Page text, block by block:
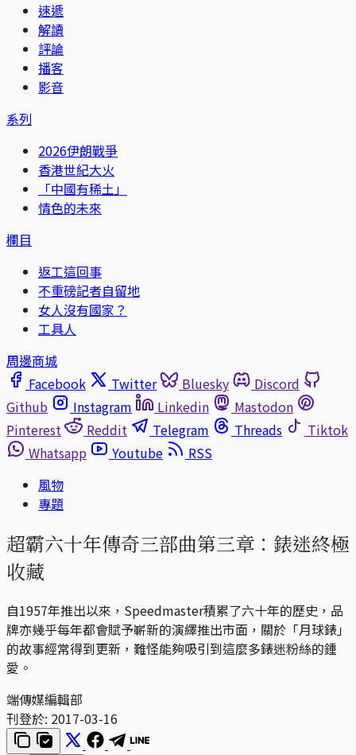
速遞
解讀
評論
播客
影音
系列
2026伊朗戰爭
香港世紀大火
「中國有稀土」
情色的未來
欄目
返工這回事
不重磅記者自留地
女人沒有國家？
工具人
周邊商城
Facebook
Twitter Bluesky
Discord
Github
Instagram Linkedin
Mastodon
Pinterest
Reddit Telegram Threads
Tiktok
Whatsapp
Youtube
RSS
風物
專題
超霸六十年傳奇三部曲第三章：錶迷終極
收藏
自1957年推出以來，Speedmaster積累了六十年的歷史，品
牌亦幾乎每年都會賦予嶄新的演繹推出市面，關於「月球錶」
的故事經常得到更新，難怪能夠吸引到這麼多錶迷粉絲的鍾
愛。
端傳媒編輯部
刊登於: 2017-03-16